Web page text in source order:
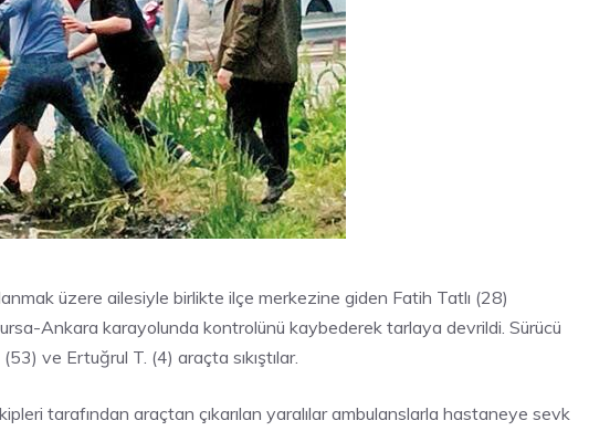
üzere ailesiyle birlikte ilçe merkezine giden Fatih Tatlı (28)
Ankara karayolunda kontrolünü kaybederek tarlaya devrildi. Sürücü
ve Ertuğrul T. (4) araçta sıkıştılar.
tarafından araçtan çıkarılan yaralılar ambulanslarla hastaneye sevk